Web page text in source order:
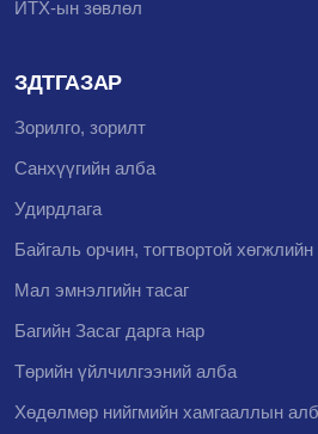
ИТХ-ын зөвлөл
ЗДТГАЗАР
Зорилго, зорилт
Санхүүгийн алба
Удирдлага
Байгаль орчин, тогтвортой
Мал эмнэлгийн тасаг
Багийн Засаг дарга нар
Төрийн үйлчилгээний алба
Хөдөлмөр нийгмийн хамгааллын